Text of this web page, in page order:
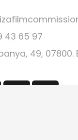
43 65 97
49, 07800.